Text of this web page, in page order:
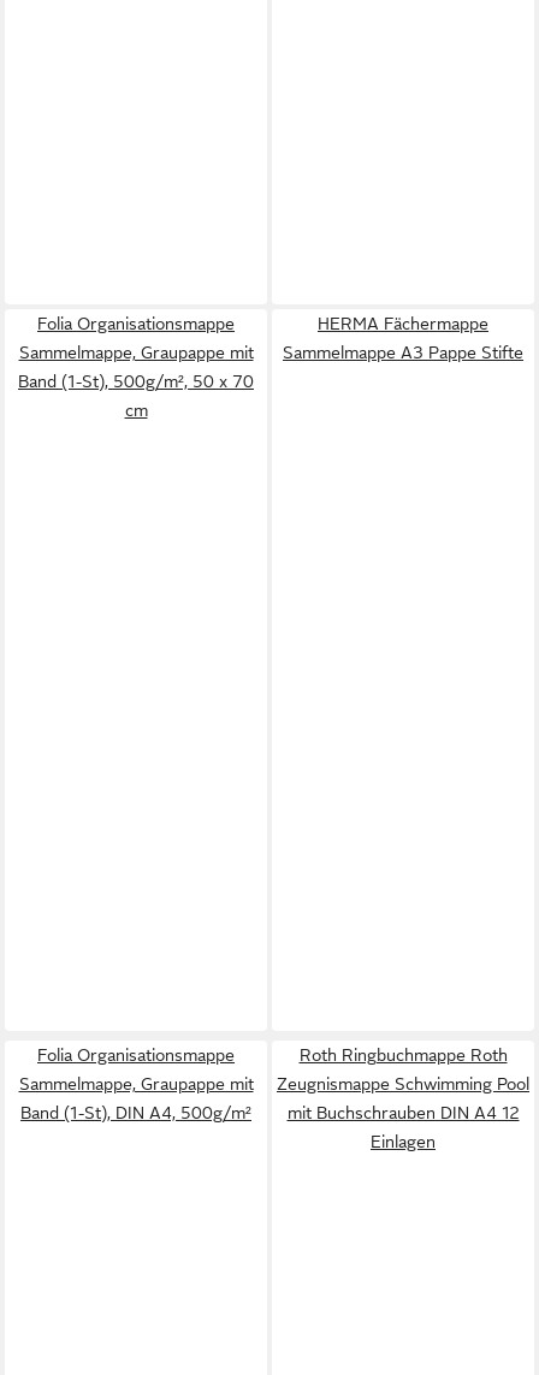
Folia Organisationsmappe
Sammelmappe, Graupappe mit
Band (1-St), 500g/m², 50 x 70
cm
HERMA Fächermappe
Sammelmappe A3 Pappe Stifte
Folia Organisationsmappe
Sammelmappe, Graupappe mit
Band (1-St), DIN A4, 500g/m²
Roth Ringbuchmappe Roth
Zeugnismappe Schwimming Pool
mit Buchschrauben DIN A4 12
Einlagen